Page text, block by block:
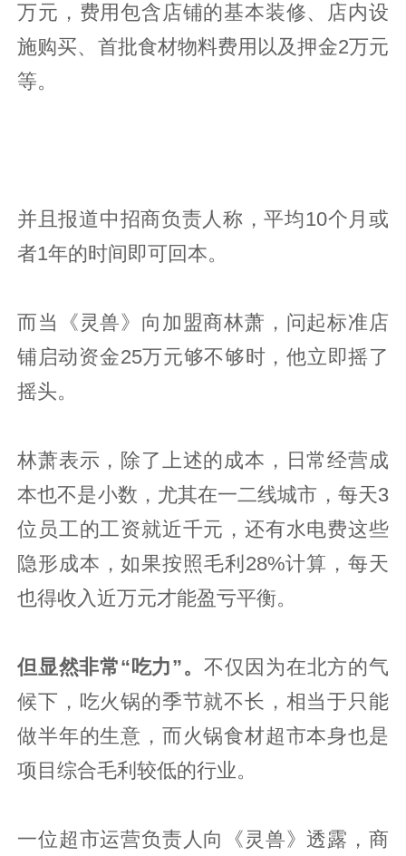
万元，费用包含店铺的基本装修、店内设
施购买、首批食材物料费用以及押金2万元
等。
并且报道中招商负责人称，平均10个月或
者1年的时间即可回本。
而当《灵兽》向加盟商林萧，问起标准店
铺启动资金25万元够不够时，他立即摇了
摇头。
林萧表示，除了上述的成本，日常经营成
本也不是小数，尤其在一二线城市，每天3
位员工的工资就近千元，还有水电费这些
隐形成本，如果按照毛利28%计算，每天
也得收入近万元才能盈亏平衡。
但显然非常“吃力”。 不仅因为在北方的气
候下，吃火锅的季节就不长，相当于只能
做半年的生意，而火锅食材超市本身也是
项目综合毛利较低的行业。
一位超市运营负责人向《灵兽》透露，商